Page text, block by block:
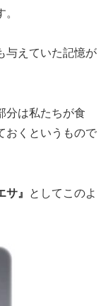
与えていた記憶が
分は私たちが食
おくというもので
サ』
としてこのよ